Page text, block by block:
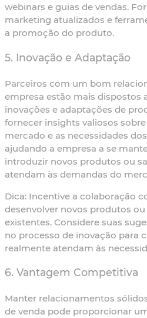
webinars e guias de vendas.
marketing atualizados e
a promoção do produto.
5. Inovação e Adaptação
Parceiros com um bom
empresa estão mais dispostos
inovações e adaptações de
fornecer insights valiosos
mercado e as necessidades
ajudando a empresa a se
introduzir novos produtos ou
atendam às demandas do
Dica: Incentive a colaboração
desenvolver novos produtos
existentes. Considere suas
no processo de inovação para
realmente atendam às
6. Vantagem Competitiva
Manter relacionamentos
de venda pode proporcionar